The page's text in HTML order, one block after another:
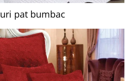
pat bumbac